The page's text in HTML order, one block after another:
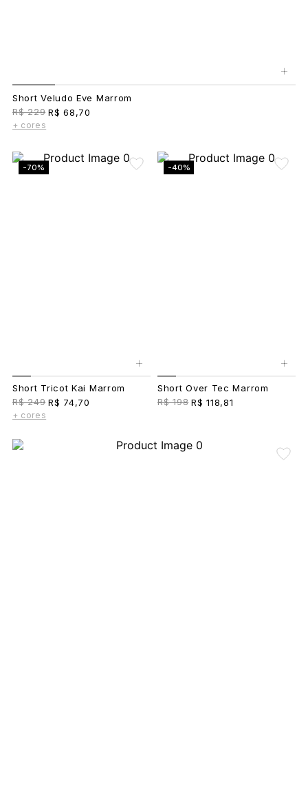
+
Short Veludo Eve Marrom
R$ 229 R$ 68,70
+ cores
-70%
+
Short Tricot Kai Marrom
R$ 249 R$ 74,70
+ cores
-40%
+
Short Over Tec Marrom
R$ 198 R$ 118,81